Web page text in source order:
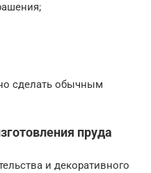
сделать обычным
пруда
и декоративного